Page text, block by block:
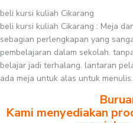
beli kursi kuliah Cikarang
beli kursi kuliah Cikarang : Meja
sebagian perlengkapan yang
pembelajaran dalam sekolah.
belajar jadi terhalang. lantaran
ada meja untuk alas untuk menulis.
Kami menyediakan